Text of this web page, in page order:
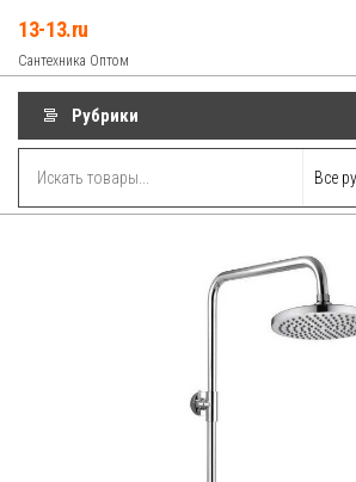
содержимому
13-13.ru
Сантехника Оптом
Рубрики